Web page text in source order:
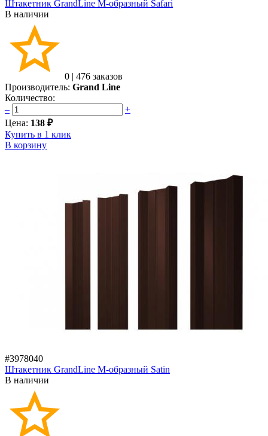
Штакетник GrandLine M-образный Safari
В наличии
0 | 476 заказов
Производитель: Grand Line
Количество:
–
+
Цена: 138 ₽
Купить в 1 клик
В корзину
#3978040
Штакетник GrandLine M-образный Satin
В наличии